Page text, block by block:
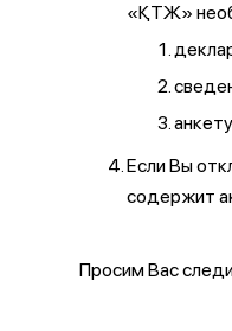
«ҚТЖ»
Если Вы
содержит
Просим Вас